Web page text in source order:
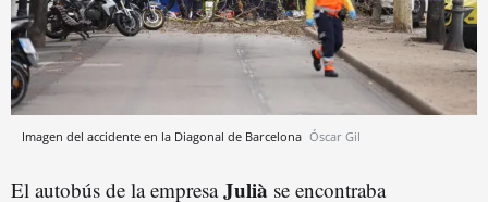
Imagen del accidente en la Diagonal de Barcelona Óscar Gil
El autobús de la empresaJulià se encontraba